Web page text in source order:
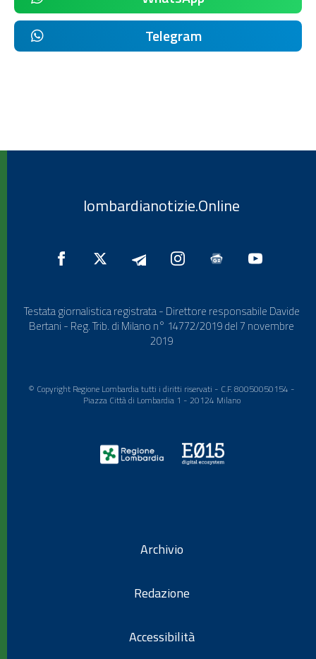
Telegram
lombardianotizie.Online
Testata giornalistica registrata - Direttore responsabile Davide
Bertani - Reg. Trib. di Milano n° 14772/2019 del 7 novembre
2019
© Copyright Regione Lombardia tutti i diritti riservati - C.F. 80050050154 -
Piazza Città di Lombardia 1 - 20124 Milano
Archivio
Redazione
Accessibilità